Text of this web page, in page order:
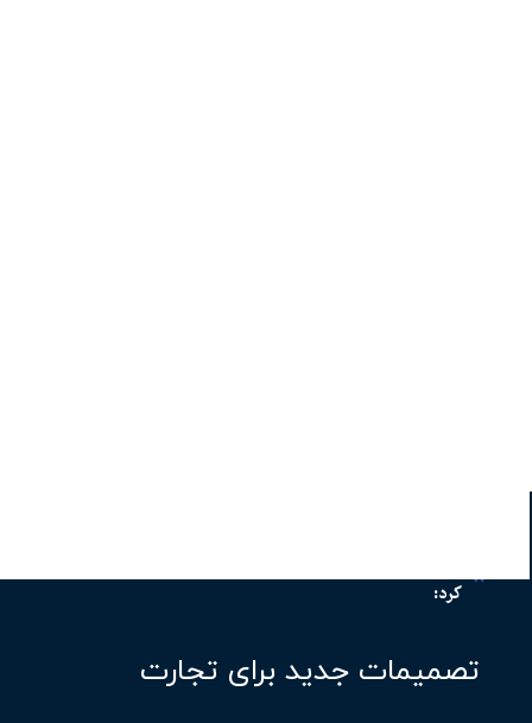
کرد:
تصمیمات جدید برای تجارت